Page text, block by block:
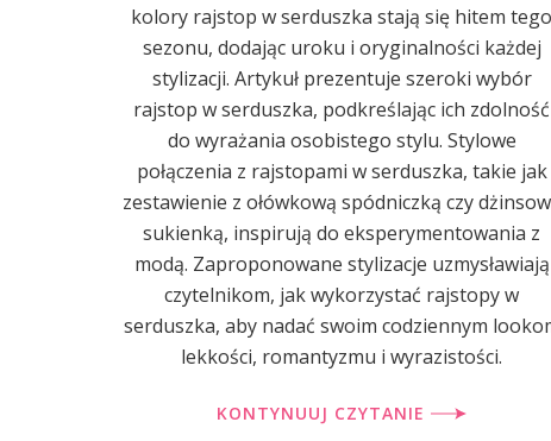
kolory rajstop w serduszka stają się hitem tego
sezonu, dodając uroku i oryginalności każdej
stylizacji. Artykuł prezentuje szeroki wybór
rajstop w serduszka, podkreślając ich zdolność
do wyrażania osobistego stylu. Stylowe
połączenia z rajstopami w serduszka, takie jak
zestawienie z ołówkową spódniczką czy
sukienką, inspirują do eksperymentowania z
modą. Zaproponowane stylizacje uzmysławiają
czytelnikom, jak wykorzystać rajstopy w
serduszka, aby nadać swoim codziennym
lekkości, romantyzmu i wyrazistości.
KONTYNUUJ CZYTANIE